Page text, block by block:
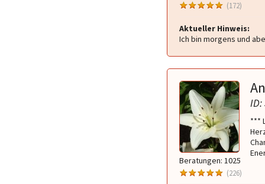
(172)
Aktueller Hinweis:
Ich bin morgens und
Beratungen: 1025
(226)
ID:
***